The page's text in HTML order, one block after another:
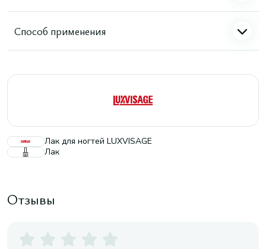
Способ применения
Лак для ногтей LUXVISAGE
Лак
Отзывы